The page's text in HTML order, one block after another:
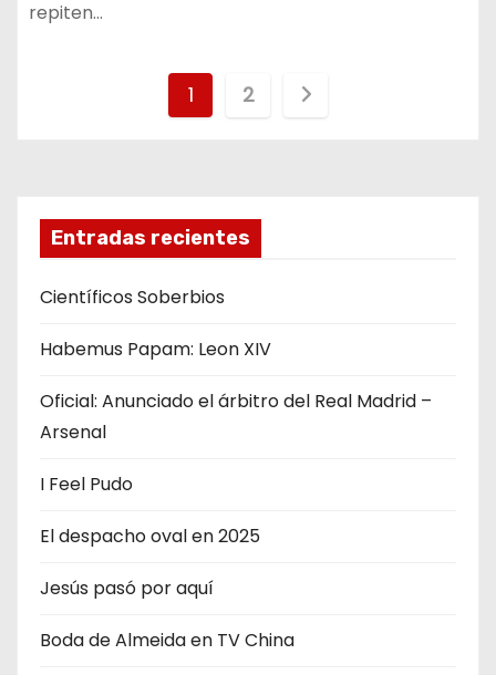
repiten…
e
g
i
e
e
1 2
Entradas recientes
Científicos Soberbios
Habemus Papam: Leon XIV
Oficial: Anunciado el árbitro del Real Madrid –
Arsenal
I Feel Pudo
El despacho oval en 2025
Jesús pasó por aquí
Boda de Almeida en TV China